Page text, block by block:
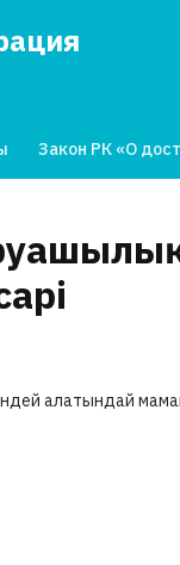
Закон РК «О
алатындай